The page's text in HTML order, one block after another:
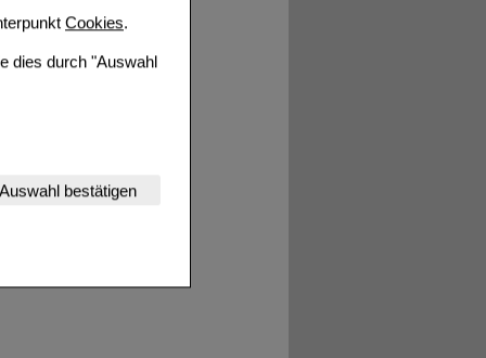
Cookies.
dies durch "Auswahl
Website
werden kann.
(z.B.
Auswahl bestätigen